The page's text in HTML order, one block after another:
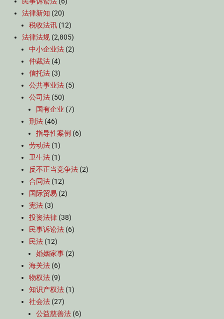
法律新知 (20)
税收法讯 (12)
法律法规 (2,805)
中小企业法 (2)
仲裁法 (4)
信托法 (3)
公共事业法 (5)
公司法 (50)
国有企业 (7)
刑法 (46)
指导性案例 (6)
劳动法 (1)
卫生法 (1)
反不正当竞争法 (2)
合同法 (12)
国际贸易 (2)
宪法 (3)
投资法律 (38)
民事诉讼法 (6)
民法 (12)
婚姻家事 (2)
海关法 (6)
物权法 (9)
知识产权法 (1)
社会法 (27)
公益慈善法 (6)